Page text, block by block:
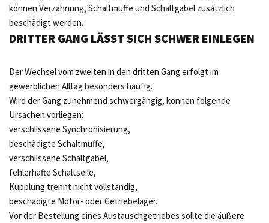
können Verzahnung, Schaltmuffe und Schaltgabel zusätzlich
beschädigt werden.
DRITTER GANG LÄSST SICH SCHWER EINLEGEN
Der Wechsel vom zweiten in den dritten Gang erfolgt im
gewerblichen Alltag besonders häufig.
Wird der Gang zunehmend schwergängig, können folgende
Ursachen vorliegen:
verschlissene Synchronisierung,
beschädigte Schaltmuffe,
verschlissene Schaltgabel,
fehlerhafte Schaltseile,
Kupplung trennt nicht vollständig,
beschädigte Motor- oder Getriebelager.
Vor der Bestellung eines Austauschgetriebes sollte die äußere